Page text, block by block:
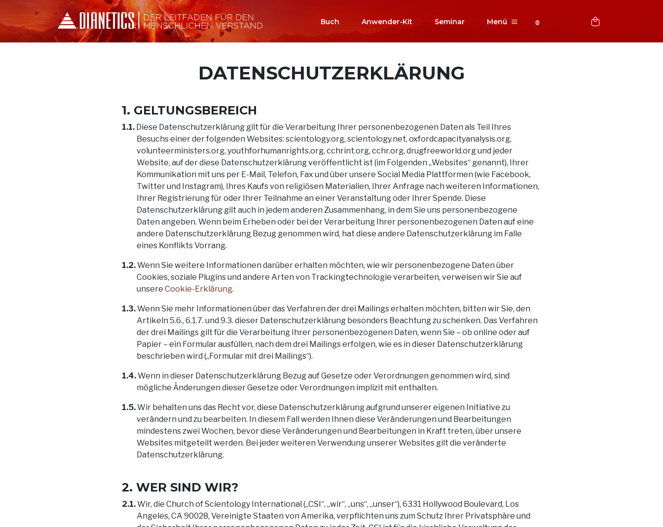
Buch Anwender-Kit Seminar Menü
DATENSCHUTZ­ERKLÄRUNG
1. GELTUNGSBEREICH
1.1. Diese Datenschutzerklärung gilt für die Verarbeitung Ihrer personenbezogenen Daten als Teil Ihres
Besuchs einer der folgenden Websites: scientology.org, scientology.net, oxfordcapacityanalysis.org,
volunteerministers.org, youthforhumanrights.org, cchrint.org, cchr.org, drugfreeworld.org und jeder
Website, auf der diese Datenschutzerklärung veröffentlicht ist (im Folgenden „Websites“ genannt), Ihrer
Kommunikation mit uns per E-Mail, Telefon, Fax und über unsere Social Media Plattformen (wie Facebook,
Twitter und Instagram), Ihres Kaufs von religiösen Materialien, Ihrer Anfrage nach weiteren Informationen,
Ihrer Registrierung für oder Ihrer Teilnahme an einer Veranstaltung oder Ihrer Spende. Diese
Datenschutzerklärung gilt auch in jedem anderen Zusammenhang, in dem Sie uns personenbezogene
Daten angeben. Wenn beim Erheben oder bei der Verarbeitung Ihrer personenbezogenen Daten auf eine
andere Datenschutzerklärung Bezug genommen wird, hat diese andere Datenschutzerklärung im Falle
eines Konflikts Vorrang.
1.2.Wenn Sie weitere Informationen darüber erhalten möchten, wie wir personenbezogene Daten über
Cookies, soziale Plugins und andere Arten von Trackingtechnologie verarbeiten, verweisen wir Sie auf
unsere Cookie-Erklärung.
1.3.Wenn Sie mehr Informationen über das Verfahren der drei Mailings erhalten möchten, bitten wir Sie, den
Artikeln 5.6., 6.1.7. und 9.3. dieser Datenschutzerklärung besonders Beachtung zu schenken. Das Verfahren
der drei Mailings gilt für die Verarbeitung Ihrer personenbezogenen Daten, wenn Sie – ob online oder auf
Papier – ein Formular ausfüllen, nach dem drei Mailings erfolgen, wie es in dieser Datenschutzerklärung
beschrieben wird („Formular mit drei Mailings“).
1.4.Wenn in dieser Datenschutzerklärung Bezug auf Gesetze oder Verordnungen genommen wird, sind
mögliche Änderungen dieser Gesetze oder Verordnungen implizit mit enthalten.
1.5.Wir behalten uns das Recht vor, diese Datenschutzerklärung aufgrund unserer eigenen Initiative zu
verändern und zu bearbeiten. In diesem Fall werden Ihnen diese Veränderungen und Bearbeitungen
mindestens zwei Wochen, bevor diese Veränderungen und Bearbeitungen in Kraft treten, über unsere
Websites mitgeteilt werden. Bei jeder weiteren Verwendung unserer Websites gilt die veränderte
Datenschutzerklärung.
2. WER SIND WIR?
2.1.Wir, die Church of Scientology International („CSI“, „wir“, „uns“, „unser“), 6331 Hollywood Boulevard, Los
Angeles, CA 90028, Vereinigte Staaten von Amerika, verpflichten uns zum Schutz Ihrer Privatsphäre und